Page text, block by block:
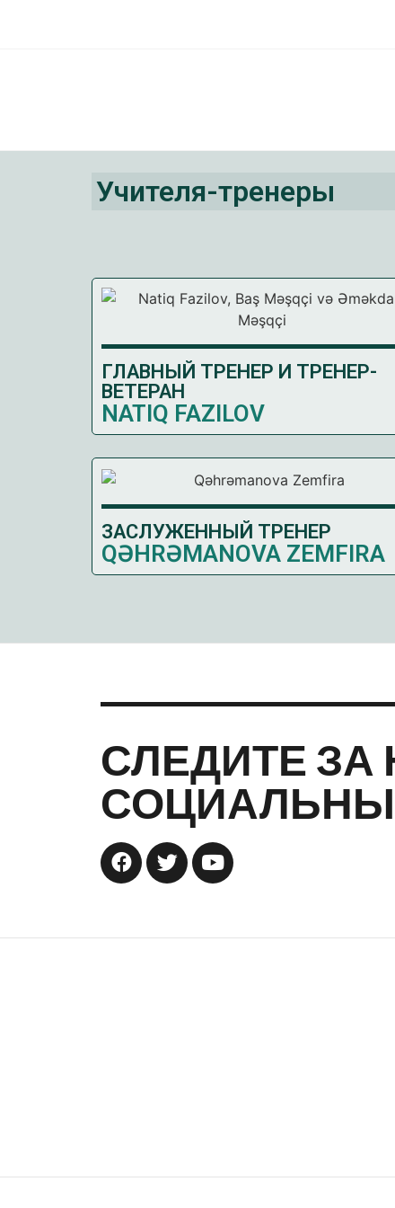
Учителя-тренеры​
ГЛАВНЫЙ ТРЕНЕР И ТРЕНЕР-
ВЕТЕРАН
NATIQ FAZILOV
ЗАСЛУЖЕННЫЙ ТРЕНЕР
QƏHRƏMANOVA ZEMFIRA
СЛЕДИТЕ ЗА